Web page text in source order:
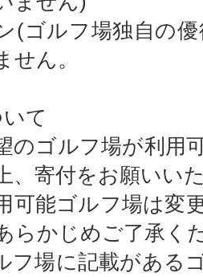
(ゴルフ場独自の
せん。
て
のゴルフ場が利用
、寄付をお願いい
可能ゴルフ場は変
らかじめご了承く
フ場に記載がある